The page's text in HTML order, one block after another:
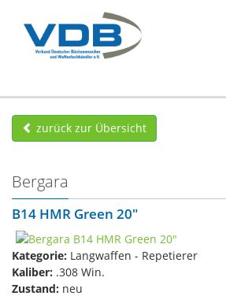
zurück zur Übersicht
Bergara
B14 HMR Green 20"
Kategorie: Langwaffen - Repetierer
Kaliber: .308 Win.
Zustand: neu